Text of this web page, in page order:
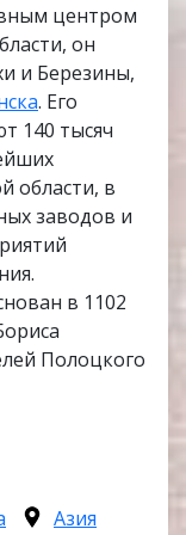
центром
он
и Березины,
. Его
140 тысяч
области, в
заводов и
в 1102
Полоцкого
Азия